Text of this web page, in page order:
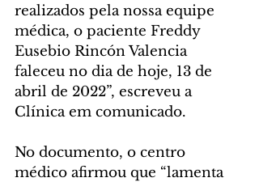
realizados pela nossa equipe
médica, o paciente Freddy
Eusebio Rincón Valencia
faleceu no dia de hoje, 13 de
abril de 2022”, escreveu a
Clínica em comunicado.
No documento, o centro
médico afirmou que “lamenta